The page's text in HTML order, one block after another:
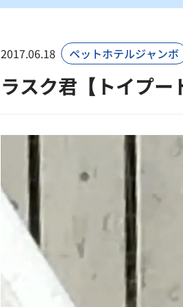
2017.06.18 ペットホテルジャンボ
ラスク君【トイプー